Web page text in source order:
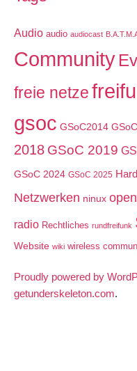
Audio audio audiocast
Community
freie netze
gsoc GSoC2014
2018 GSoC 2019
GSoC 2024 GSoC 2025
Netzwerken ninux
radio Rechtliches rundfreifunk
Website wiki wireless
Proudly powered by
getunderskeleton.com.